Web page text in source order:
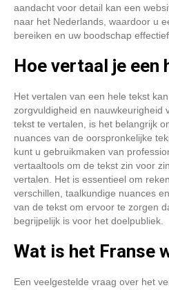
aandacht voor detail kan een
naar het Nederlands, waardoor u
bereiken en uw boodschap
Hoe vertaal je een
Het vertalen van een hele tekst
zorgvuldigheid en nauwkeurigheid
tekst te vertalen, is het belangrijk
nuances van de oorspronkelijke
kunt u gebruikmaken van
vertaaltools om de tekst zin voor
vertalen. Het is essentieel om
verschillen, taalkundige nuances
van de tekst om ervoor te zorgen
begrijpelijk is voor het doelpubliek.
Wat is het Franse
Een veelgestelde vraag over het